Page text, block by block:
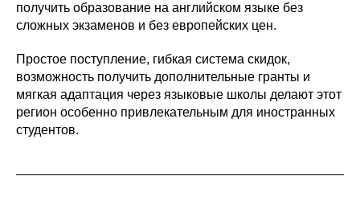
получить образование на английском языке без
сложных экзаменов и без европейских цен.
Простое поступление, гибкая система скидок,
возможность получить дополнительные гранты и
мягкая адаптация через языковые школы делают этот
регион особенно привлекательным для иностранных
студентов.